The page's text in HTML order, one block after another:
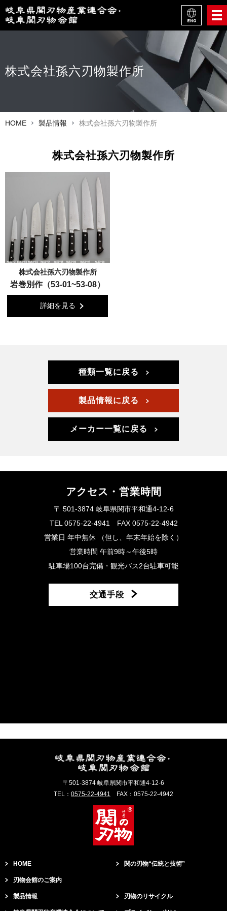
株式会社孫六刃物製作所
HOME 製品情報 株式会社孫六刃物製作所
株式会社孫六刃物製作所
株式会社孫六刃物製作所
岩巻別作（53-01~53-08）
詳細を見る
種類一覧に戻る
製品情報に戻る
メーカー一覧に戻る
アクセス・営業時間
〒 501-3874 岐阜県関市平和通4-12-6
TEL 0575-22-4941 FAX 0575-22-4942
営業日 年中無休 （但し、年末年始を除く）
営業時間 午前9時～午後5時
駐車場100台完備・観光バス2台駐車可能
交通手段
〒501-3874 岐阜県関市平和通4-12-6
TEL： 0575-22-4941 FAX：0575-22-4942
HOME 関の刃物“伝統と技術”
刃物会館のご案内
製品情報 刃物のリサイクル